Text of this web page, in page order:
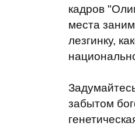
кадров
места
лезгинку,
забытом